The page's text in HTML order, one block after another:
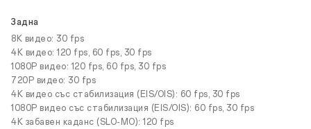
Задна
8K видео: 30 fps
4K видео: 120 fps, 60 fps, 30 fps
1080P видео: 120 fps, 60 fps, 30 fps
720P видео: 30 fps
4K видео със стабилизация (EIS/OIS): 60 fps, 30 fps
1080P видео със стабилизация (EIS/OIS): 60 fps, 30 fps
4K забавен каданс (SLO-MO): 120 fps